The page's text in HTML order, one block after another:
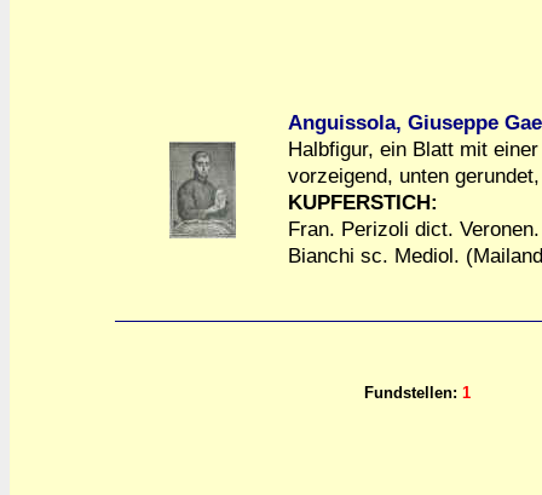
Anguissola, Giuseppe
Halbfigur, ein Blatt mit
vorzeigend, unten
KUPFERSTICH:
Fran. Perizoli dict.
Bianchi sc. Mediol.
Fundstellen: 1